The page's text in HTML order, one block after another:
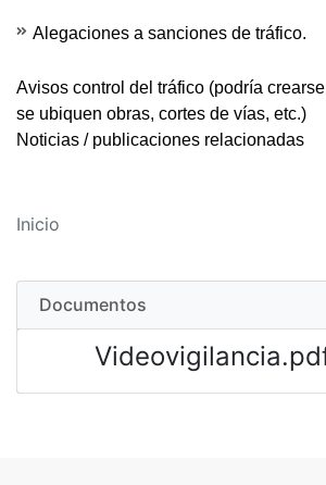
Alegaciones a sanciones de tráfico.
Avisos control del tráfico (podría
se ubiquen obras, cortes de vías, etc.)
Noticias / publicaciones relacionadas
Inicio
Documentos